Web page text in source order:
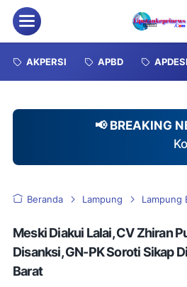
Menu
AKPERSI APBD APDESI
📢 BREAKING
Komentar
Beranda Lampung Lampung
Meski Diakui Lalai, CV Zhiran
Disanksi, GN-PK Soroti Sikap
Barat